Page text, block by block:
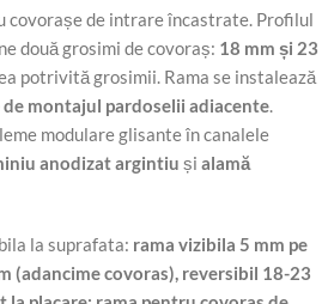
covorașe de intrare încastrate. Profilul
două grosimi de covoraș: 18 mm și 23
potrivită grosimii. Rama se instalează
montajul pardoselii adiacente.
modulare glisante în canalele
anodizat argintiu și alamă
la suprafata: rama vizibila 5 mm pe
(adancime covoras), reversibil 18-23